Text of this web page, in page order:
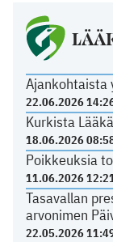
22.06.2026
Kurkista
18.06.2026
Poikkeuksia
11.06.2026
Tasavallan
arvonimen
22.05.2026